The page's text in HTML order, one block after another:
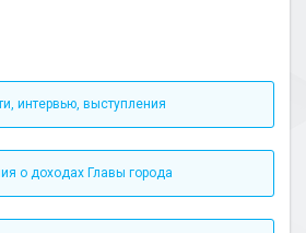
интервью, выступления
о доходах Главы города